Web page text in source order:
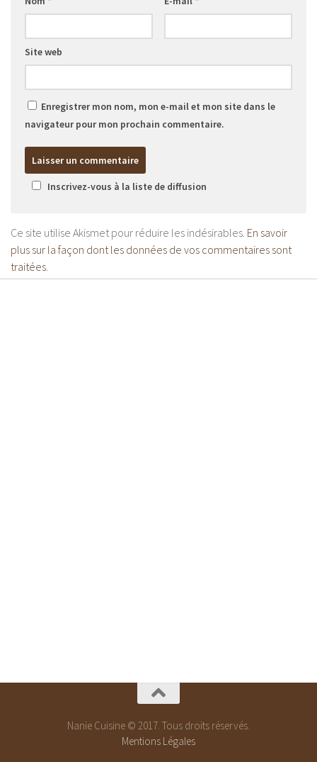
Site web
Enregistrer mon nom, mon e-mail et mon site dans le
navigateur pour mon prochain commentaire.
Inscrivez-vous à la liste de diffusion
Ce site utilise Akismet pour réduire les indésirables. En savoir
plus sur la façon dont les données de vos commentaires sont
traitées.
Nanie Cuisine © 2017. Tous droits réservés.
Mentions Légales